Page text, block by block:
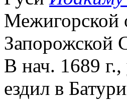
Межигорской
Запорожской
В нач. 1689
ездил в